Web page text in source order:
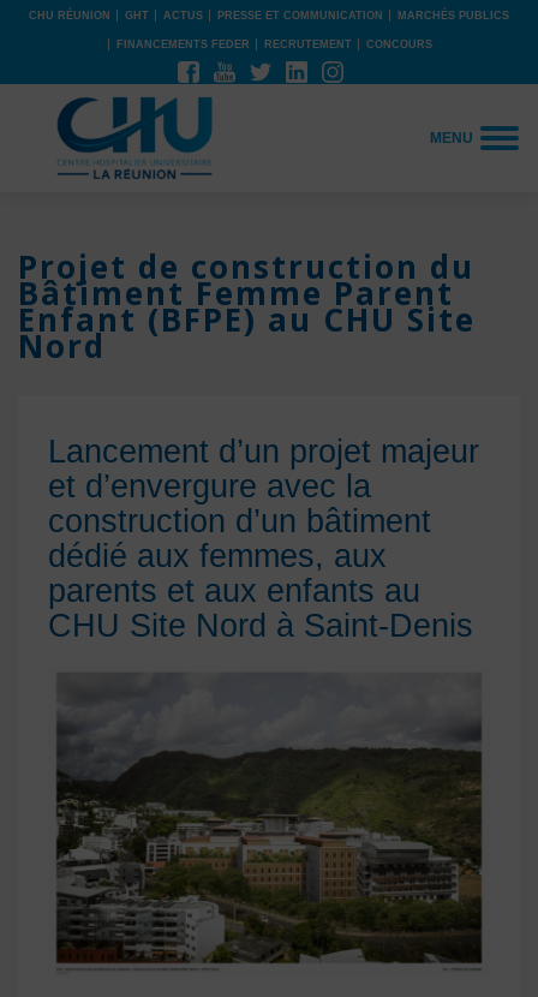
CHU RÉUNION GHT ACTUS PRESSE ET COMMUNICATION MARCHÉS PUBLICS
FINANCEMENTS FEDER RECRUTEMENT CONCOURS
MENU
Projet de construction du
Bâtiment Femme Parent
Enfant (BFPE) au CHU Site
Nord
Lancement d’un projet majeur
et d’envergure avec la
construction d’un bâtiment
dédié aux femmes, aux
parents et aux enfants au
CHU Site Nord à Saint-Denis